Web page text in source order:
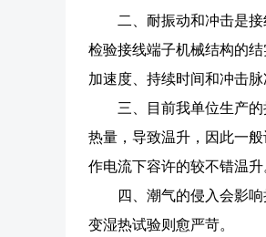
二、耐振动和冲击是
检验接线端子机械结构的
加速度、持续时间和冲击
三、目前我单位生产
热量，导致温升，因此一
作电流下容许的较不错温升
四、潮气的侵入会影
变湿热试验则愈严苛。